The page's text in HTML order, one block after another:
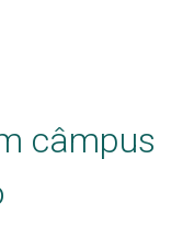
câmpus